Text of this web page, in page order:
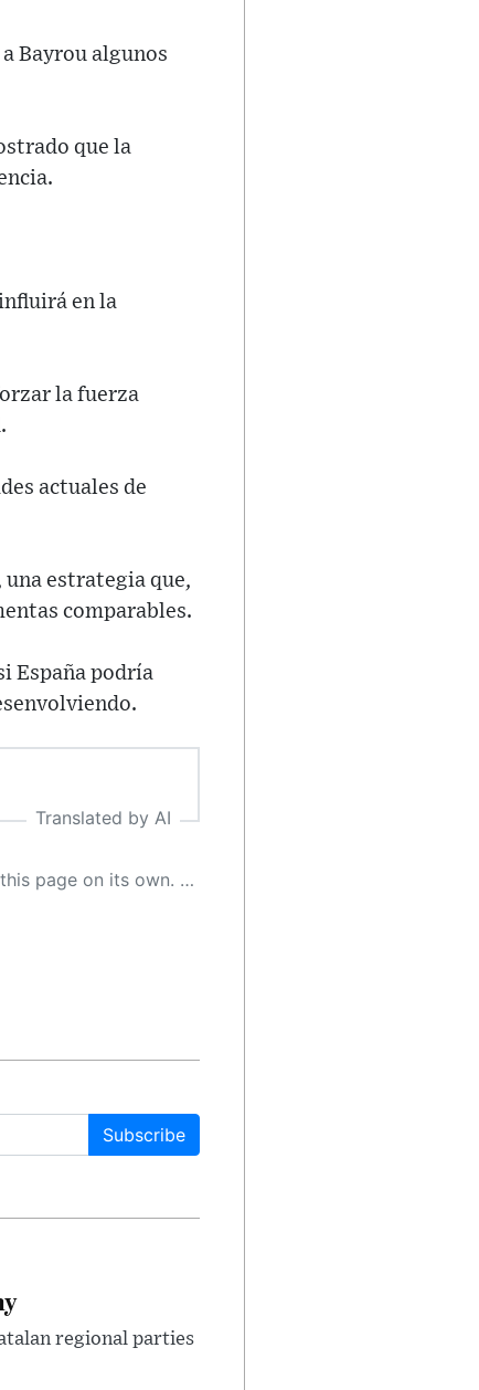
Bayrou algunos
que la
en la
la fuerza
actuales de
una estrategia que,
comparables.
España podría
Translated by AI
may contain accidental inaccuracies or errors. We urge you to help us improve our site by reporting any inaccuracies you find using the "
Subscribe
regional parties